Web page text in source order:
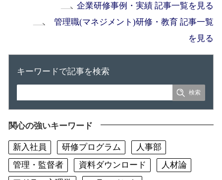
企業研修事例・実績 記事一覧を見る
管理職(マネジメント)研修・教育 記事一覧
を見る
キーワードで記事を検索
関心の強いキーワード
新入社員 研修プログラム
人事部
管理・監督者
資料ダウンロード
人材論